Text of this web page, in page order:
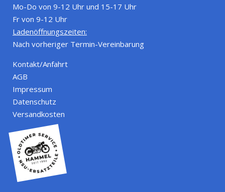
Mo-Do von 9-12 Uhr und 15-17 Uhr
Fr von 9-12 Uhr
Ladenöffnungszeiten:
Nach vorheriger Termin-Vereinbarung
Kontakt/Anfahrt
AGB
Impressum
Datenschutz
Versandkosten